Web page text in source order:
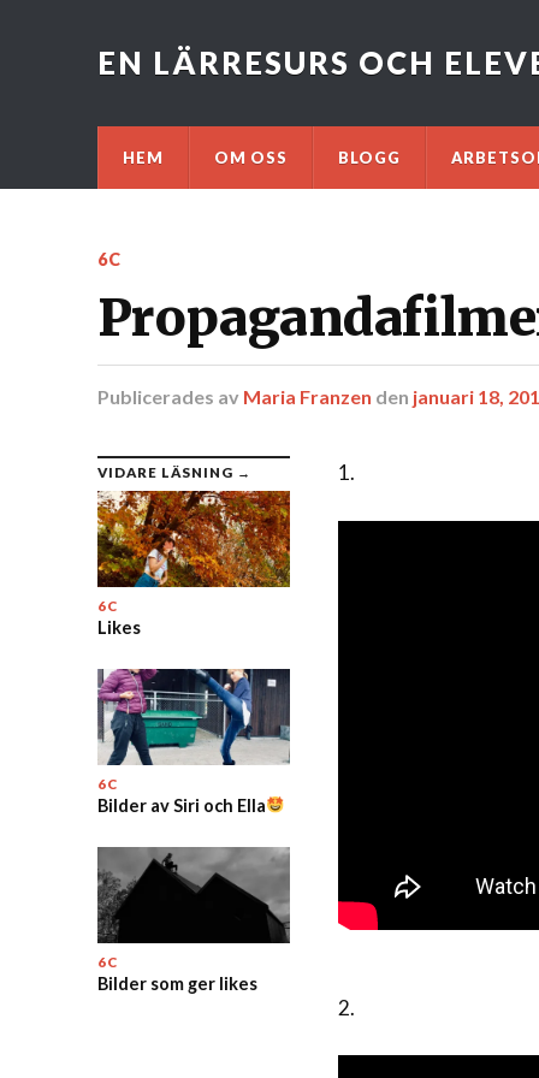
EN LÄRRESURS OCH
HEM OM OSS BLOGG
6C
Publicerades av Maria Franzen den januari 18,
VIDARE LÄSNING →
6C
Likes
6C
Bilder av Siri och Ella
6C
Bilder som ger likes
1.
2.